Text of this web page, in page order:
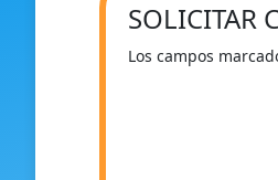
SOLICITAR
Los campos